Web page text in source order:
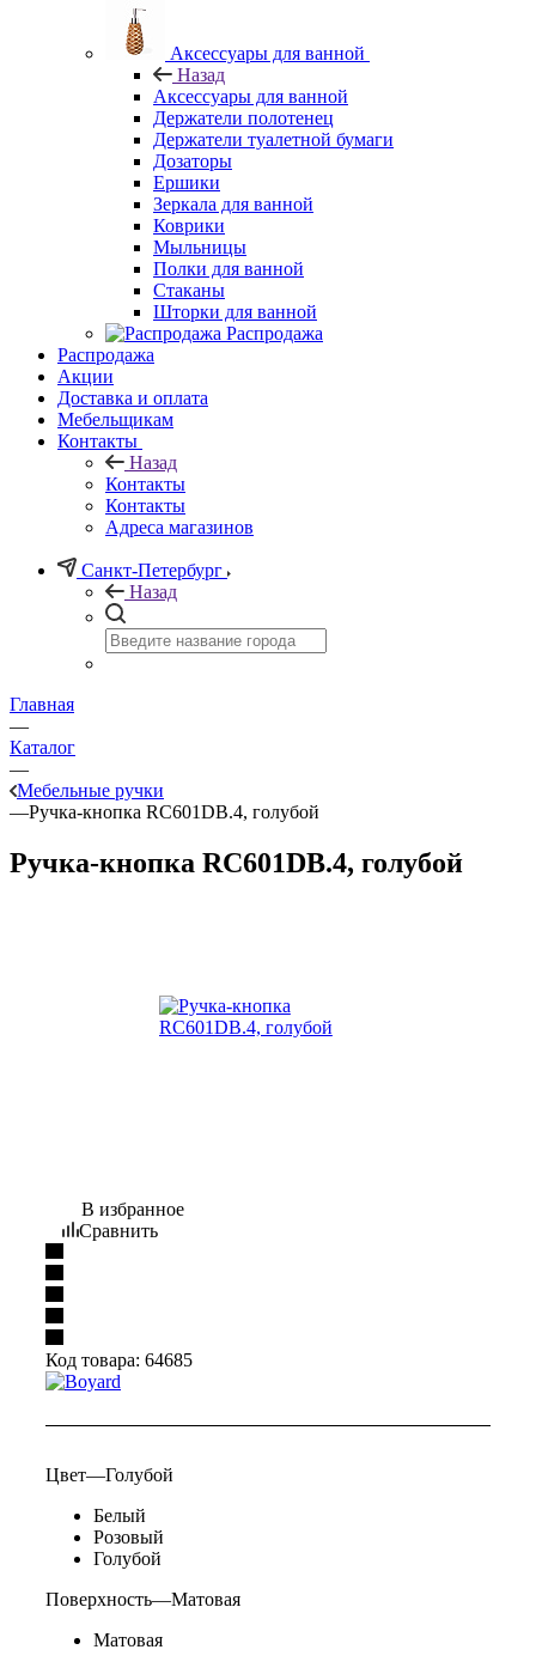
Аксессуары для ванной
Назад
Аксессуары для ванной
Держатели полотенец
Держатели туалетной бумаги
Дозаторы
Ершики
Зеркала для ванной
Коврики
Мыльницы
Полки для ванной
Стаканы
Шторки для ванной
Распродажа
Распродажа
Акции
Доставка и оплата
Мебельщикам
Контакты
Назад
Контакты
Контакты
Адреса магазинов
Санкт-Петербург
Назад
Главная
—
Каталог
—
Мебельные ручки
—Ручка-кнопка RC601DB.4, голубой
Ручка-кнопка RC601DB.4, голубой
В избранное
Сравнить
Код товара: 64685
Цвет—Голубой
Белый
Розовый
Голубой
Поверхность—Матовая
Матовая